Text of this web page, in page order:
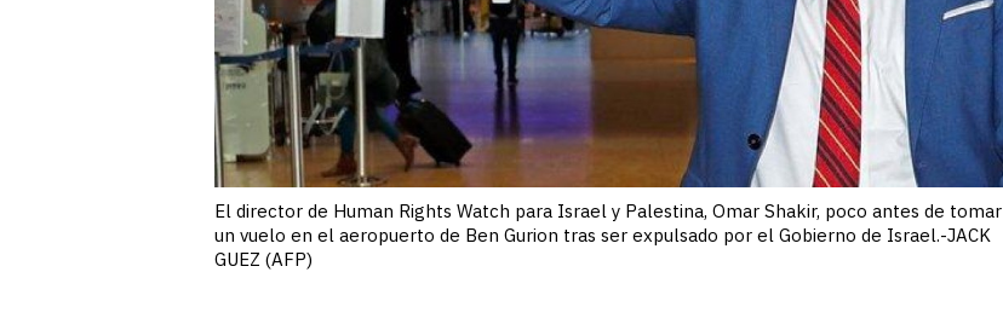
El director de Human Rights Watch para Israel y Palestina, Omar Shakir, poco antes de tomar
un vuelo en el aeropuerto de Ben Gurion tras ser expulsado por el Gobierno de Israel.-JACK
GUEZ (AFP)